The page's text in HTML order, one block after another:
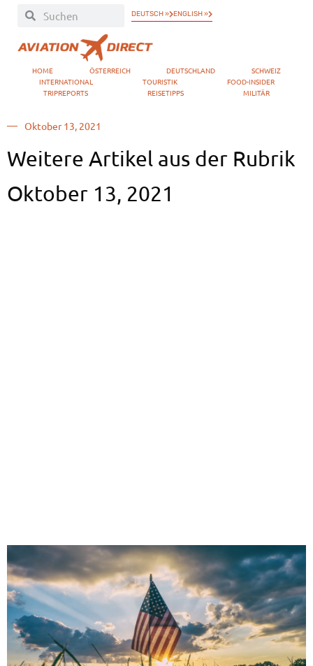
DEUTSCH » ENGLISH »
HOME ÖSTERREICH DEUTSCHLAND
SCHWEIZ
INTERNATIONAL
TOURISTIK
FOOD-INSIDER
TRIPREPORTS
REISETIPPS MILITÄR
Oktober 13, 2021
Weitere Artikel aus der Rubrik
Oktober 13, 2021